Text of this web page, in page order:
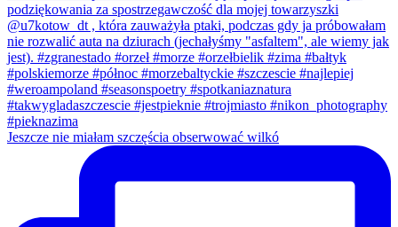
Jeszcze nie miałam szczęścia obserwować wilkó